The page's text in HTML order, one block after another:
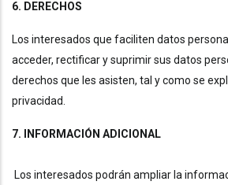
6. DERECHOS
Los interesados que faciliten datos
acceder, rectificar y suprimir sus datos
derechos que les asisten, tal y como se
privacidad.
7. INFORMACIÓN ADICIONAL
Los interesados podrán ampliar la